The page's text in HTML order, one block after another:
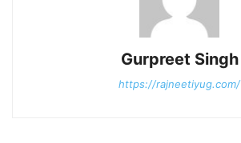
Gurpreet Singh
https://rajneetiyug.com/